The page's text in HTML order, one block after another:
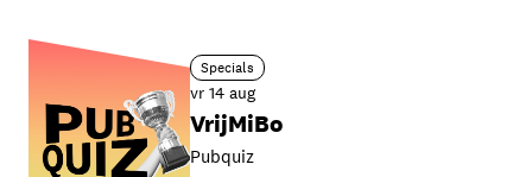
Specials
vr 14 aug
VrijMiBo
Pubquiz